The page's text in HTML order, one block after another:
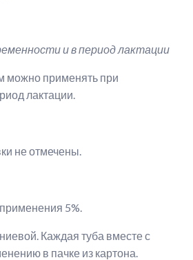
и в период лактации
можно применять при
лактации.
не отмечены.
5%.
Каждая туба вместе с
в пачке из картона.